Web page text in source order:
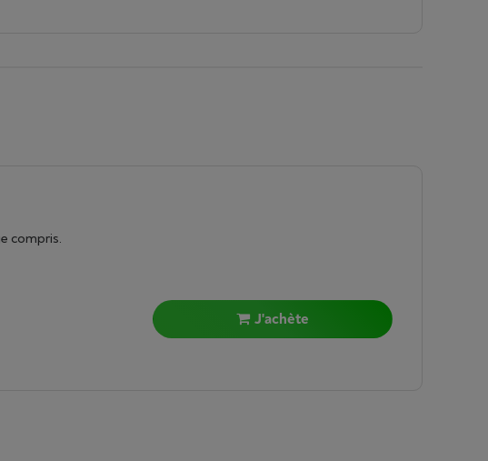
compris.
J'achète